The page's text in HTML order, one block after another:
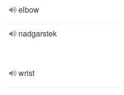
elbow
nadgarstek
wrist